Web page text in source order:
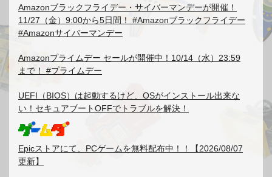
Amazonブラックフライデー・サイバーマンデーが開催！
11/27（金）9:00から5日間！ #Amazonブラックフライデー
#Amazonサイバーマンデー
Amazonプライムデー セールが開催中！10/14（水）23:59
まで！ #プライムデー
UEFI（BIOS）は起動するけど、OSがインストール出来な
い！セキュアブートOFFでトラブルを解決！
Epicストアにて、PCゲームを無料配布中！！【2026/08/07
更新】